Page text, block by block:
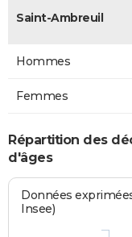
Saint-Ambreuil
Hommes
Femmes
Répartition des
d'âges
Données
Insee)